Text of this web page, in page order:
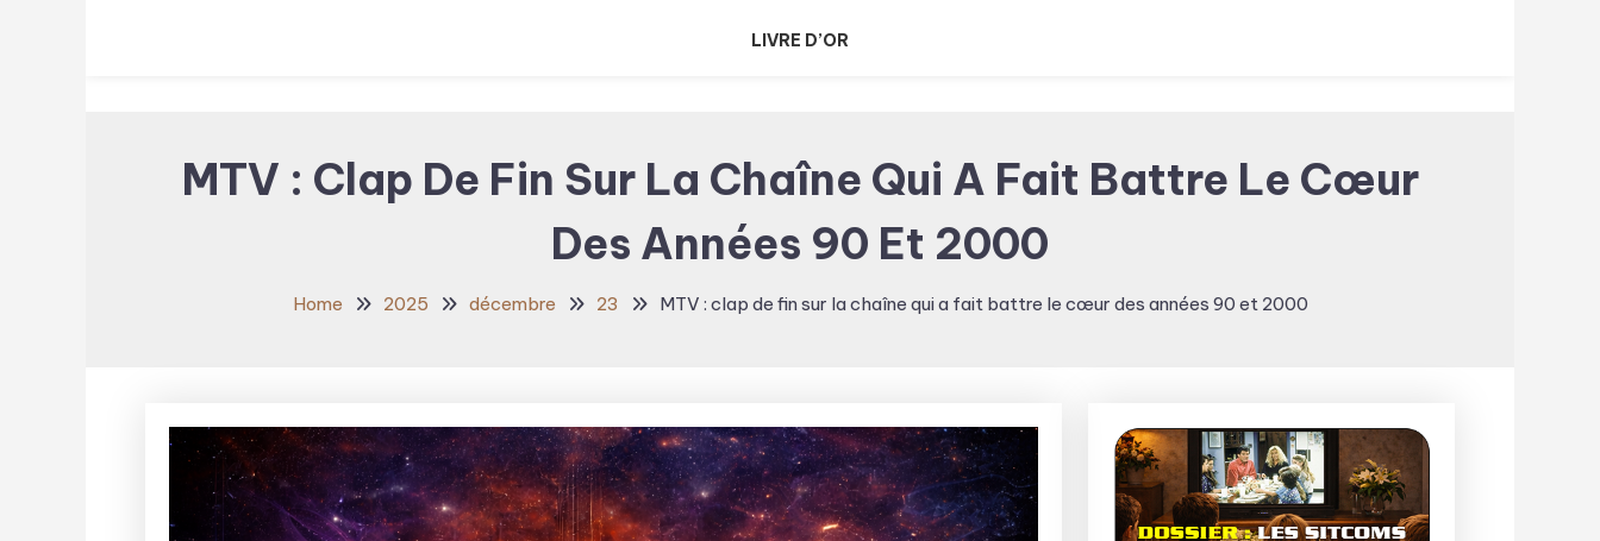
LIVRE D’OR
MTV : Clap De Fin Sur La Chaîne Qui A Fait Battre Le Cœur
Des Années 90 Et 2000
Home 2025 décembre 23 MTV : clap de fin sur la chaîne qui a fait battre le cœur des années 90 et 2000